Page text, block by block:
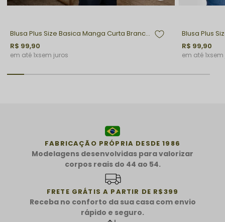
Blusa Plus Size Basica Manga Curta Branca Bella
R$ 99,90
1xsem juros
R$ 99,90
1xsem
FABRICAÇÃO PRÓPRIA DESDE 1986
Modelagens desenvolvidas para valorizar
corpos reais do 44 ao 54.
FRETE GRÁTIS A PARTIR DE R$399
Receba no conforto da sua casa com envio
rápido e seguro.